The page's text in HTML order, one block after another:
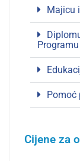
Majicu
Programu
Pomoć
Cijene za